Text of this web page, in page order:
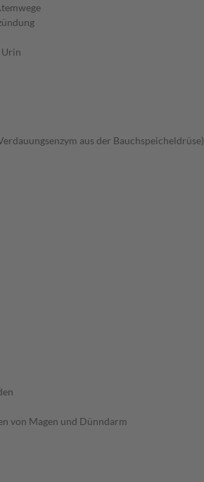
aus der Bauchspeicheldrüse)
von Magen und Dünndarm